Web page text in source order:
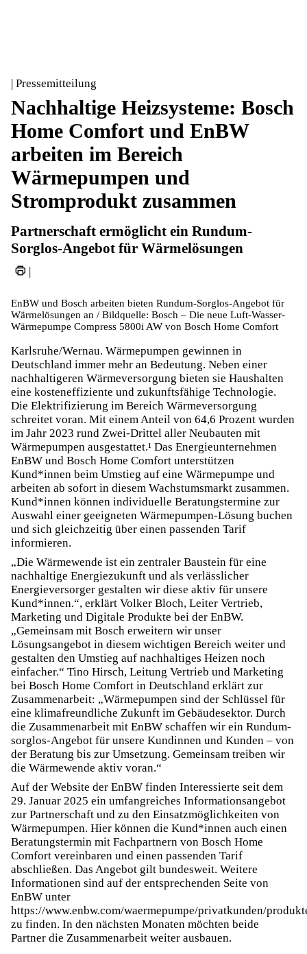
| Pressemitteilung
Nachhaltige Heizsysteme: Bosch
Home Comfort und EnBW
arbeiten im Bereich
Wärmepumpen und
Stromprodukt zusammen
Partnerschaft ermöglicht ein Rundum-
Sorglos-Angebot für Wärmelösungen
|
EnBW und Bosch arbeiten bieten Rundum-Sorglos-Angebot für
Wärmelösungen an / Bildquelle: Bosch – Die neue Luft-Wasser-
Wärmepumpe Compress 5800i AW von Bosch Home Comfort
Karlsruhe/Wernau. Wärmepumpen gewinnen in
Deutschland immer mehr an Bedeutung. Neben einer
nachhaltigeren Wärmeversorgung bieten sie Haushalten
eine kosteneffiziente und zukunftsfähige Technologie.
Die Elektrifizierung im Bereich Wärmeversorgung
schreitet voran. Mit einem Anteil von 64,6 Prozent wurden
im Jahr 2023 rund Zwei-Drittel aller Neubauten mit
Wärmepumpen ausgestattet.¹ Das Energieunternehmen
EnBW und Bosch Home Comfort unterstützen
Kund*innen beim Umstieg auf eine Wärmepumpe und
arbeiten ab sofort in diesem Wachstumsmarkt zusammen.
Kund*innen können individuelle Beratungstermine zur
Auswahl einer geeigneten Wärmepumpen-Lösung buchen
und sich gleichzeitig über einen passenden Tarif
informieren.
„Die Wärmewende ist ein zentraler Baustein für eine
nachhaltige Energiezukunft und als verlässlicher
Energieversorger gestalten wir diese aktiv für unsere
Kund*innen.“, erklärt Volker Bloch, Leiter Vertrieb,
Marketing und Digitale Produkte bei der EnBW.
„Gemeinsam mit Bosch erweitern wir unser
Lösungsangebot in diesem wichtigen Bereich weiter und
gestalten den Umstieg auf nachhaltiges Heizen noch
einfacher.“ Tino Hirsch, Leitung Vertrieb und Marketing
bei Bosch Home Comfort in Deutschland erklärt zur
Zusammenarbeit: „Wärmepumpen sind der Schlüssel für
eine klimafreundliche Zukunft im Gebäudesektor. Durch
die Zusammenarbeit mit EnBW schaffen wir ein Rundum-
sorglos-Angebot für unsere Kundinnen und Kunden – von
der Beratung bis zur Umsetzung. Gemeinsam treiben wir
die Wärmewende aktiv voran.“
Auf der Website der EnBW finden Interessierte seit dem
29. Januar 2025 ein umfangreiches Informationsangebot
zur Partnerschaft und zu den Einsatzmöglichkeiten von
Wärmepumpen. Hier können die Kund*innen auch einen
Beratungstermin mit Fachpartnern von Bosch Home
Comfort vereinbaren und einen passenden Tarif
abschließen. Das Angebot gilt bundesweit. Weitere
Informationen sind auf der entsprechenden Seite von
EnBW unter
https://www.enbw.com/waermepumpe/privatkunden/
zu finden. In den nächsten Monaten möchten beide
Partner die Zusammenarbeit weiter ausbauen.